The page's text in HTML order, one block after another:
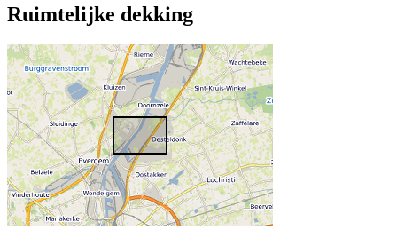
Ruimtelijke dekking